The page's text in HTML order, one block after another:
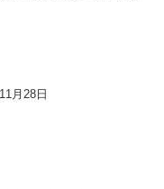
月28日